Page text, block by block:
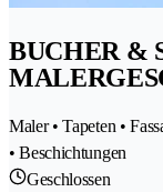
BUCHER &
Maler • Tapeten •
• Beschichtungen
Geschlossen